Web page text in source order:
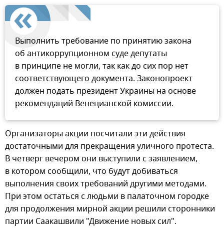
Выполнить требование по принятию закона
об антикоррупционном суде депутаты
в принципе не могли, так как до сих пор нет
соответствующего документа. Законопроект
должен подать президент Украины на основе
рекомендаций Венецианской комиссии.
Организаторы акции посчитали эти действия
достаточными для прекращения уличного протеста.
В четверг вечером они выступили с заявлением,
в котором сообщили, что будут добиваться
выполнения своих требований другими методами.
При этом остаться с людьми в палаточном городке
для продолжения мирной акции решили сторонники
партии Саакашвили "Движение новых сил".